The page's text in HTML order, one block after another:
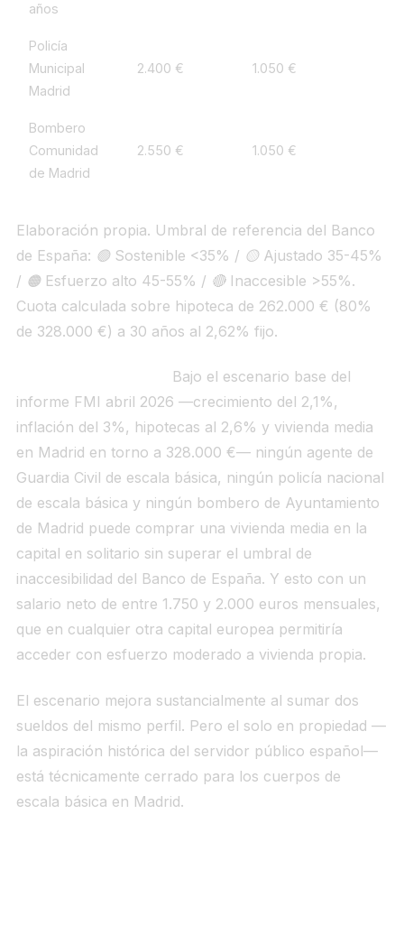
años
Policía
Municipal
Madrid
2.400 € 1.050 €
Bombero
Comunidad
de Madrid
2.550 € 1.050 €
Elaboración propia. Umbral de referencia del Banco
de España: 🟢 Sostenible <35% / 🟡 Ajustado 35-45%
/ 🟠 Esfuerzo alto 45-55% / 🔴 Inaccesible >55%.
Cuota calculada sobre hipoteca de 262.000 € (80%
de 328.000 €) a 30 años al 2,62% fijo.
Bajo el escenario base del
informe FMI abril 2026 —crecimiento del 2,1%,
inflación del 3%, hipotecas al 2,6% y vivienda media
en Madrid en torno a 328.000 €— ningún agente de
Guardia Civil de escala básica, ningún policía nacional
de escala básica y ningún bombero de Ayuntamiento
de Madrid puede comprar una vivienda media en la
capital en solitario sin superar el umbral de
inaccesibilidad del Banco de España. Y esto con un
salario neto de entre 1.750 y 2.000 euros mensuales,
que en cualquier otra capital europea permitiría
acceder con esfuerzo moderado a vivienda propia.
El escenario mejora sustancialmente al sumar dos
sueldos del mismo perfil. Pero el solo en propiedad —
la aspiración histórica del servidor público español—
está técnicamente cerrado para los cuerpos de
escala básica en Madrid.